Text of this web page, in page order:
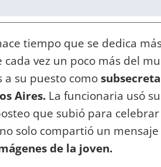
tiempo que se dedica
cada vez un poco más del
a su puesto como
Aires. La funcionaria usó
que subió para celebrar
solo compartió un
de la joven.